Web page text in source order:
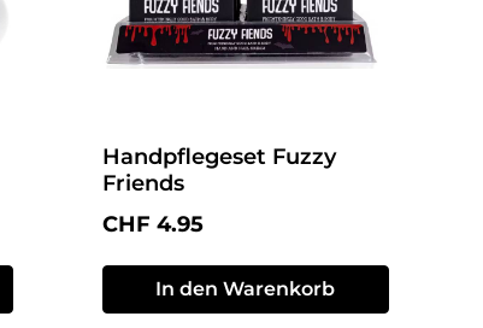
Handpflegeset Fuzzy
Friends
Regulärer Preis:
CHF 4.95
In den Warenkorb